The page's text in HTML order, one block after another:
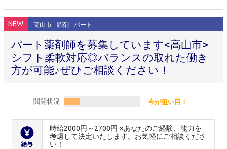
NEW 高山市 調剤 パート
パート薬剤師を募集しています<高山市>
シフト柔軟対応◎バランスの取れた働き
方が可能♪ぜひご相談ください！
閲覧状況 今が狙い目！
時給2000円～2700円 ※あなたのご経験、能力を
考慮して決定いたします。お気軽にご相談くださ
い！